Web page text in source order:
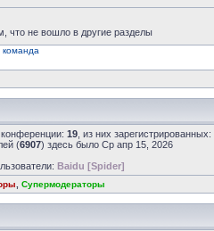
что не вошло в другие разделы
19 , из них
(6907) здесь было Ср апр 15, 2026
Baidu [Spider]
Супермодераторы